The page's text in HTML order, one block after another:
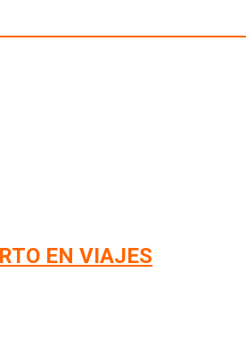
EN VIAJES